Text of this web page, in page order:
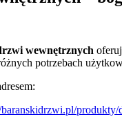
wewnętrznych
potrzebach
baranskidrzwi.pl/